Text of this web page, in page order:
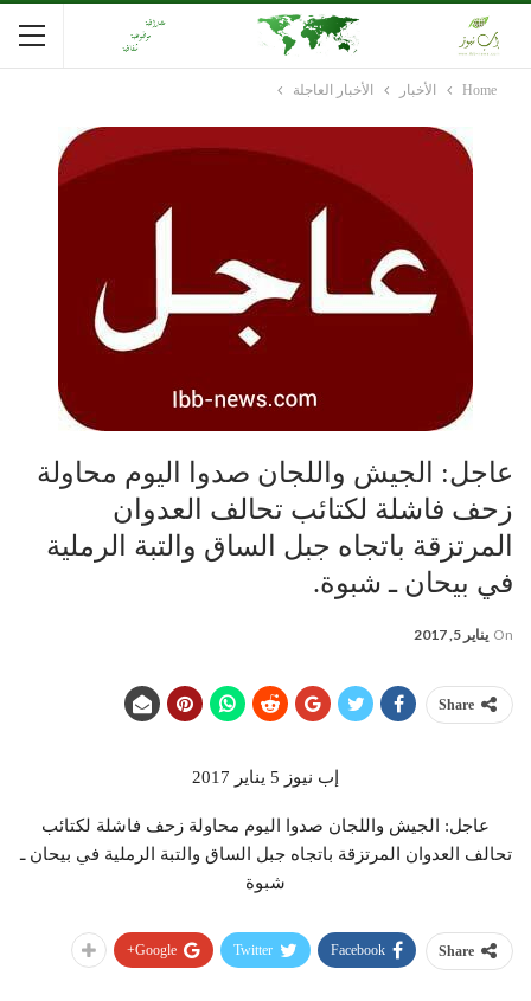
Home الأخبار الأخبار العاجلة
عاجل: الجيش واللجان صدوا اليوم محاولة
زحف فاشلة لكتائب تحالف العدوان
المرتزقة باتجاه جبل الساق والتبة الرملية
في بيحان ـ شبوة.
On يناير 5, 2017
Share
إب نيوز 5 يناير 2017
عاجل: الجيش واللجان صدوا اليوم محاولة زحف فاشلة لكتائب
تحالف العدوان المرتزقة باتجاه جبل الساق والتبة الرملية في بيحان ـ
شبوة
Share
Facebook
Twitter
Google+